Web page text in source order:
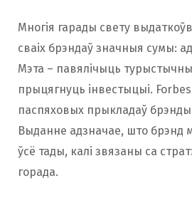
Многія гарады свету
сваіх брэндаў значныя сумы:
Мэта – павялічыць
прыцягнуць інвестыцыі. Forbes
паспяховых прыкладаў
Выданне адзначае, што брэнд
ўсё тады, калі звязаны са
горада.